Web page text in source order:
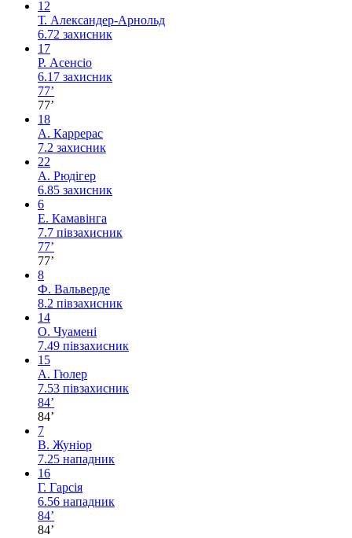
12
Т. Александер-Арнольд
6.72 захисник
17
Р. Асенсіо
6.17 захисник
77’
77’
18
А. Каррерас
7.2 захисник
22
А. Рюдігер
6.85 захисник
6
Е. Камавінга
7.7 півзахисник
77’
77’
8
Ф. Вальверде
8.2 півзахисник
14
О. Чуамені
7.49 півзахисник
15
А. Гюлер
7.53 півзахисник
84’
84’
7
В. Жуніор
7.25 нападник
16
Г. Гарсія
6.56 нападник
84’
84’